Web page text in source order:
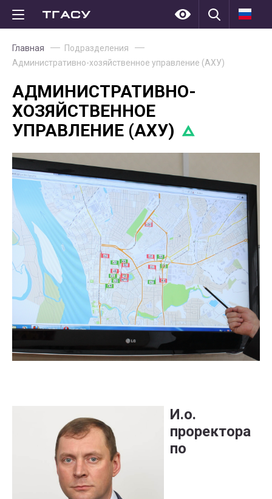
Главная
Подразделения
Административно-хозяйственное управление (АХУ)
АДМИНИСТРАТИВНО-
ХОЗЯЙСТВЕННОЕ
УПРАВЛЕНИЕ (АХУ)
И.о.
проректора
по